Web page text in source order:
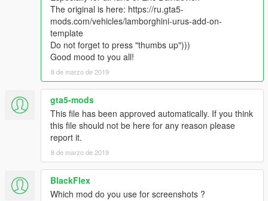
The original is here: https://ru.gta5-
mods.com/vehicles/lamborghini-urus-add-on-
template
Do not forget to press "thumbs up")))
Good mood to you all!
8 de marzo de 2019
gta5-mods
This file has been approved automatically. If you think
this file should not be here for any reason please
report it.
8 de marzo de 2019
BlackFlex
Which mod do you use for screenshots ?